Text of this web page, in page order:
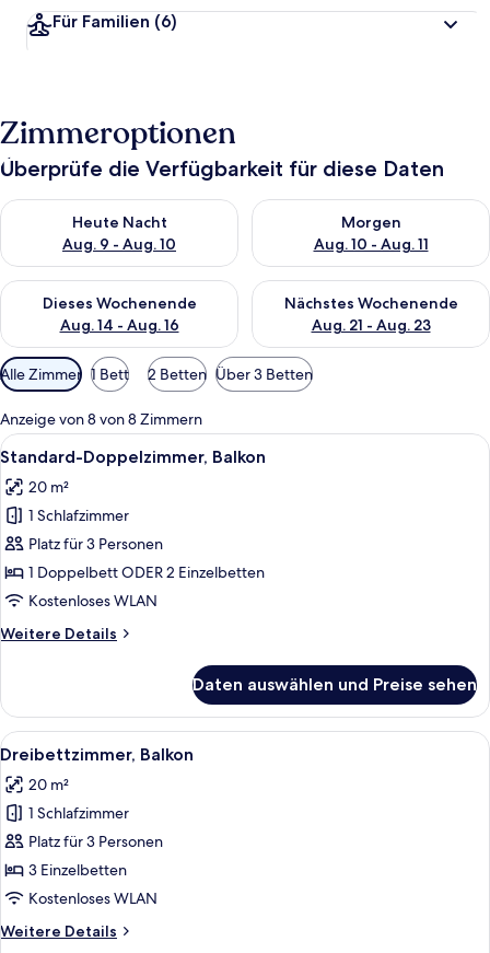
Für Familien (6)
Zimmeroptionen
Überprüfe die Verfügbarkeit für diese Daten
Heute Nacht
Aug. 9 - Aug. 10
Überprüfe die Verfügbarkeit für heute Nacht, Aug. 9 - Aug.
Morgen
Aug. 10 - Aug. 11
Überprüfe die Verfügbarkeit
Dieses Wochenende
Aug. 14 - Aug. 16
Überprüfe die Verfügbarkeit für dieses Wochenende, Aug. 14
Nächstes Wochenende
Aug. 21 - Aug. 23
Überprüfe die Verfügbarkeit
Verfügbare
Filter
für
Zimmer
Alle Zimmer 1 Bett 2 Betten Über 3 Betten
Anzeige von 8 von 8 Zimmern
Alle
Fotos
für
Standard-
Doppelzimmer,
Balkon
anzeigen
Ein Doppelbett mit blauer und
5
Standard-Doppelzimmer, Balkon
20 m²
1 Schlafzimmer
Platz für 3 Personen
1 Doppelbett ODER 2 Einzelbetten
Kostenloses WLAN
Weitere Details
Weitere
Doppelzimmer,
Balkon
Daten auswählen und Preise sehen
Alle
Fotos
für
Dreibettzimmer,
Balkon
anzeigen
Ein Hotelzimmer mit einem Bett,
6
Dreibettzimmer, Balkon
20 m²
1 Schlafzimmer
Platz für 3 Personen
3 Einzelbetten
Kostenloses WLAN
Weitere Details
Weitere